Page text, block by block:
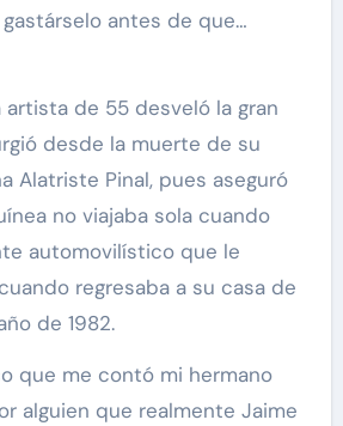
antes de que…
artista de 55 desveló la gran
desde la muerte de su
Alatriste Pinal, pues aseguró
no viajaba sola cuando
automovilístico que le
regresaba a su casa de
de 1982.
que me contó mi hermano
alguien que realmente Jaime